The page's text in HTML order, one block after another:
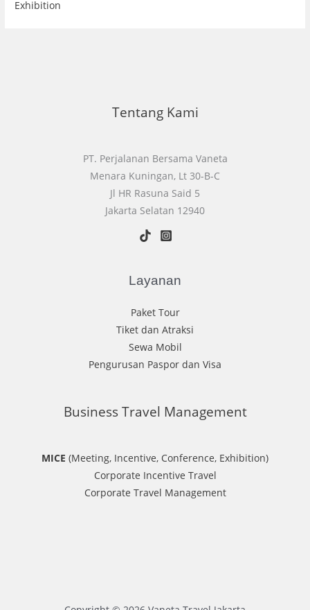
Exhibition
Tentang Kami
PT. Perjalanan Bersama Vaneta
Menara Kuningan, Lt 30-B-C
Jl HR Rasuna Said 5
Jakarta Selatan 12940
Layanan
Paket Tour
Tiket dan Atraksi
Sewa Mobil
Pengurusan Paspor dan Visa
Business Travel Management
MICE (Meeting, Incentive, Conference, Exhibition)
Corporate Incentive Travel
Corporate Travel Management